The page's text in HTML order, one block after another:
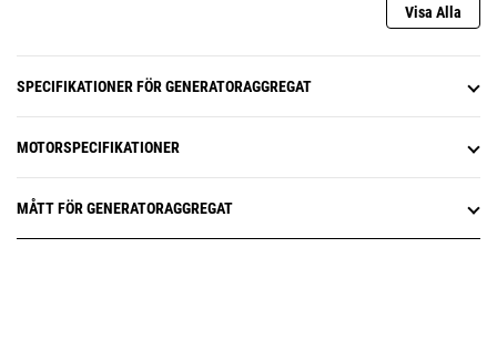
Visa Alla
SPECIFIKATIONER FÖR GENERATORAGGREGAT
MOTORSPECIFIKATIONER
MÅTT FÖR GENERATORAGGREGAT